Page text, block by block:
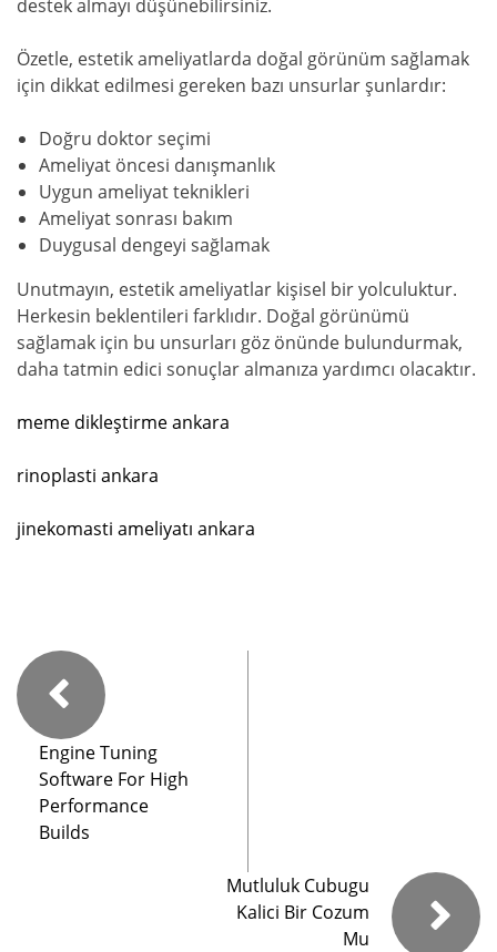
destek almayı düşünebilirsiniz.
Özetle, estetik ameliyatlarda doğal görünüm sağlamak
için dikkat edilmesi gereken bazı unsurlar şunlardır:
Doğru doktor seçimi
Ameliyat öncesi danışmanlık
Uygun ameliyat teknikleri
Ameliyat sonrası bakım
Duygusal dengeyi sağlamak
Unutmayın, estetik ameliyatlar kişisel bir yolculuktur.
Herkesin beklentileri farklıdır. Doğal görünümü
sağlamak için bu unsurları göz önünde bulundurmak,
daha tatmin edici sonuçlar almanıza yardımcı olacaktır.
meme dikleştirme ankara
rinoplasti ankara
jinekomasti ameliyatı ankara
Engine Tuning
Software For High
Performance
Builds
Mutluluk Cubugu
Kalici Bir Cozum
Mu